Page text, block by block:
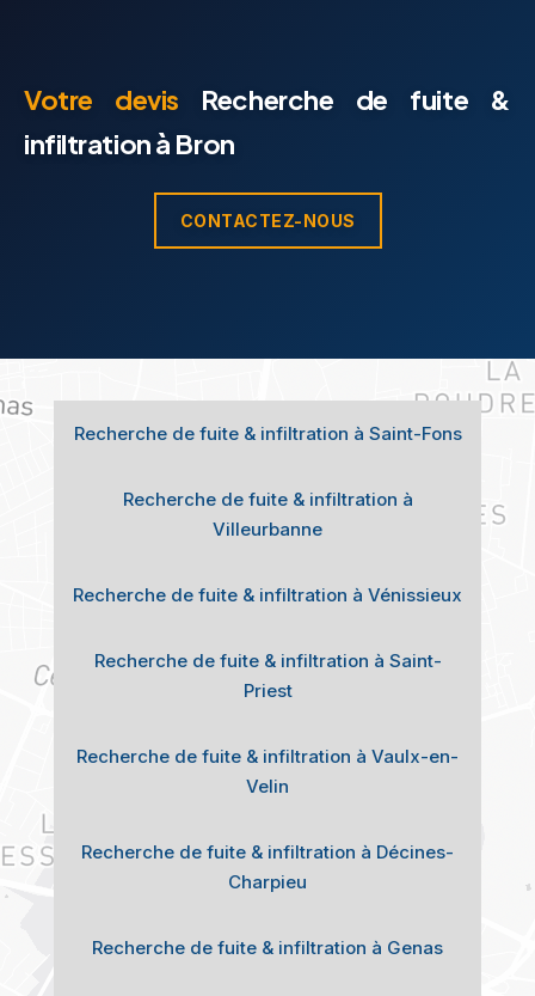
Votre devis Recherche de fuite &
infiltration à Bron
CONTACTEZ-NOUS
Recherche de fuite & infiltration à Saint-Fons
Recherche de fuite & infiltration à
Villeurbanne
Recherche de fuite & infiltration à Vénissieux
Recherche de fuite & infiltration à Saint-
Priest
Recherche de fuite & infiltration à Vaulx-en-
Velin
Recherche de fuite & infiltration à Décines-
Charpieu
Recherche de fuite & infiltration à Genas